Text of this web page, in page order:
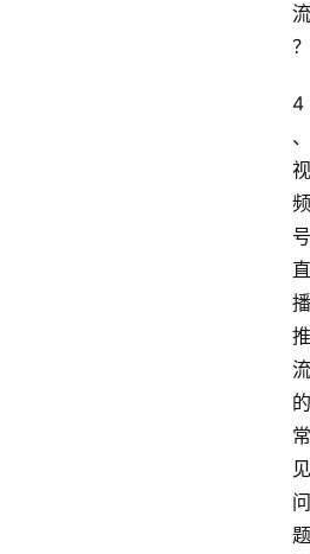
流
？
4
、
视
频
号
直
播
推
流
的
常
见
问
题